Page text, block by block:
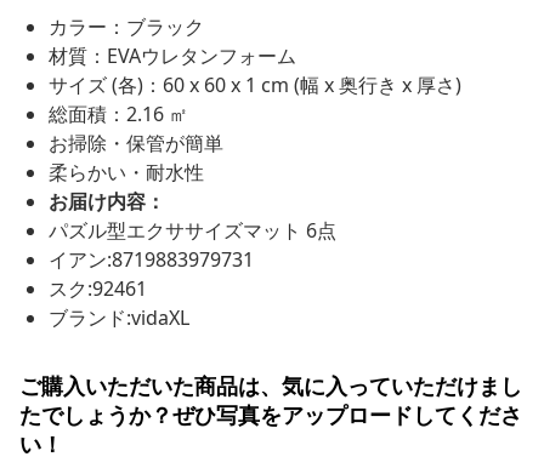
カラー：ブラック
材質：EVAウレタンフォーム
サイズ (各)：60 x 60 x 1 cm (幅 x 奥行き x 厚さ)
総面積：2.16 ㎡
お掃除・保管が簡単
柔らかい・耐水性
お届け内容：
パズル型エクササイズマット 6点
イアン:8719883979731
スク:92461
ブランド:vidaXL
ご購入いただいた商品は、気に入っていただけまし
たでしょうか？ぜひ写真をアップロードしてくださ
い！